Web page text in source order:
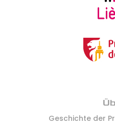
Geschichte der